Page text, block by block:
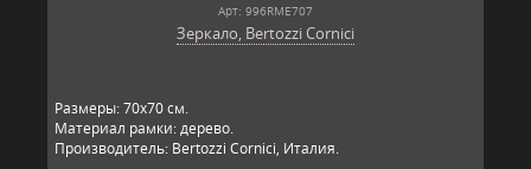
Арт: 996RME707
Зеркало, Bertozzi Cornici
​Размеры: 70х70 см.
Материал рамки: дерево.
Производитель: Bertozzi Cornici, Италия.